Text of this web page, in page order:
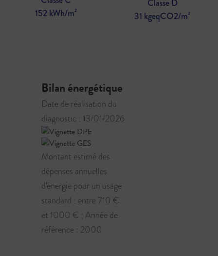
152 kWh/m²
Classe D
31 kgeqCO2/m²
Bilan énergétique
Date de réalisation du
diagnostic : 13/01/2026
Montant estimé des
dépenses annuelles
d'énergie pour un usage
standard : entre 710 €
et 1000 € ; Année de
référence : 2000